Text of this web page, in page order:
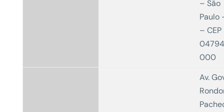
– São
Paulo
– CEP
000
Av.